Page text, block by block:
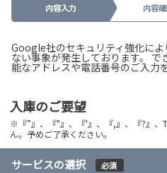
内容入力 内容
Google社のセキュリティ強化に
ない事象が発生しております。
能なアドレスや電話番号のご入力
入庫のご要望
※『”』、『"』、『'』、『,』、『?』、
ん。予めご了承ください。
サービスの選択 必須